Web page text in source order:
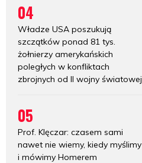
04
Władze USA poszukują
szczątków ponad 81 tys.
żołnierzy amerykańskich
poległych w konfliktach
zbrojnych od II wojny światowej
05
Prof. Klęczar: czasem sami
nawet nie wiemy, kiedy myślimy
i mówimy Homerem